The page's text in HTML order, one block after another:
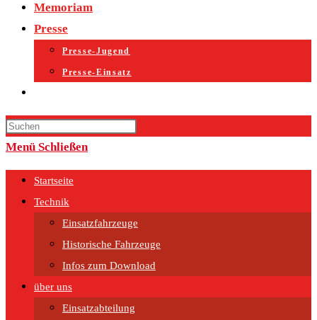
Memoriam
Presse
Presse-Jugend
Presse-Einsatz
Suche
umschalten
Menü Schließen
Startseite
Technik
Einsatzfahrzeuge
Historische Fahrzeuge
Infos zum Download
über uns
Einsatzabteilung